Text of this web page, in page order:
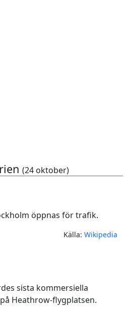
(24 oktober)
öppnas för trafik.
Källa:Wikipedia
sista kommersiella
Heathrow-flygplatsen.